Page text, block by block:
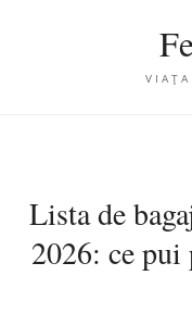
Lista de
2026: ce pui